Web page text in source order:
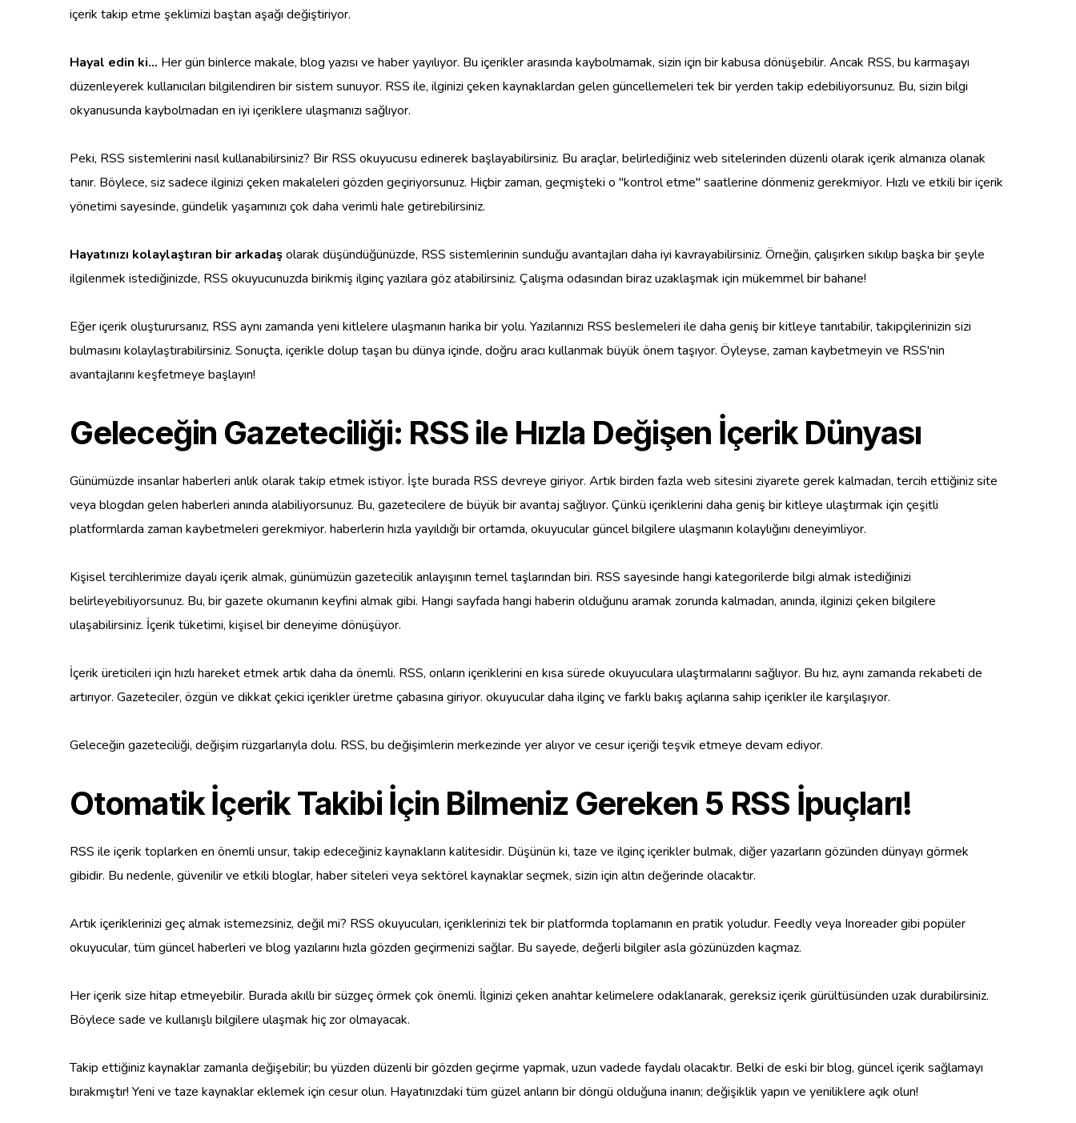
içerik takip etme şeklimizi baştan aşağı değiştiriyor.
Hayal edin ki… Her gün binlerce makale, blog yazısı ve haber yayılıyor. Bu içerikler arasında kaybolmamak, sizin için bir kabusa dönüşebilir. Ancak RSS, bu karmaşayı
düzenleyerek kullanıcıları bilgilendiren bir sistem sunuyor. RSS ile, ilginizi çeken kaynaklardan gelen güncellemeleri tek bir yerden takip edebiliyorsunuz. Bu, sizin bilgi
okyanusunda kaybolmadan en iyi içeriklere ulaşmanızı sağlıyor.
Peki, RSS sistemlerini nasıl kullanabilirsiniz? Bir RSS okuyucusu edinerek başlayabilirsiniz. Bu araçlar, belirlediğiniz web sitelerinden düzenli olarak içerik almanıza olanak
tanır. Böylece, siz sadece ilginizi çeken makaleleri gözden geçiriyorsunuz. Hiçbir zaman, geçmişteki o "kontrol etme" saatlerine dönmeniz gerekmiyor. Hızlı ve etkili bir içerik
yönetimi sayesinde, gündelik yaşamınızı çok daha verimli hale getirebilirsiniz.
Hayatınızı kolaylaştıran bir arkadaşolarak düşündüğünüzde, RSS sistemlerinin sunduğu avantajları daha iyi kavrayabilirsiniz. Örneğin, çalışırken sıkılıp başka bir şeyle
ilgilenmek istediğinizde, RSS okuyucunuzda birikmiş ilginç yazılara göz atabilirsiniz. Çalışma odasından biraz uzaklaşmak için mükemmel bir bahane!
Eğer içerik oluşturursanız, RSS aynı zamanda yeni kitlelere ulaşmanın harika bir yolu. Yazılarınızı RSS beslemeleri ile daha geniş bir kitleye tanıtabilir, takipçilerinizin sizi
bulmasını kolaylaştırabilirsiniz. Sonuçta, içerikle dolup taşan bu dünya içinde, doğru aracı kullanmak büyük önem taşıyor. Öyleyse, zaman kaybetmeyin ve RSS'nin
avantajlarını keşfetmeye başlayın!
Geleceğin Gazeteciliği: RSS ile Hızla Değişen İçerik Dünyası
Günümüzde insanlar haberleri anlık olarak takip etmek istiyor. İşte burada RSS devreye giriyor. Artık birden fazla web sitesini ziyarete gerek kalmadan, tercih ettiğiniz site
veya blogdan gelen haberleri anında alabiliyorsunuz. Bu, gazetecilere de büyük bir avantaj sağlıyor. Çünkü içeriklerini daha geniş bir kitleye ulaştırmak için çeşitli
platformlarda zaman kaybetmeleri gerekmiyor. haberlerin hızla yayıldığı bir ortamda, okuyucular güncel bilgilere ulaşmanın kolaylığını deneyimliyor.
Kişisel tercihlerimize dayalı içerik almak, günümüzün gazetecilik anlayışının temel taşlarından biri. RSS sayesinde hangi kategorilerde bilgi almak istediğinizi
belirleyebiliyorsunuz. Bu, bir gazete okumanın keyfini almak gibi. Hangi sayfada hangi haberin olduğunu aramak zorunda kalmadan, anında, ilginizi çeken bilgilere
ulaşabilirsiniz. İçerik tüketimi, kişisel bir deneyime dönüşüyor.
İçerik üreticileri için hızlı hareket etmek artık daha da önemli. RSS, onların içeriklerini en kısa sürede okuyuculara ulaştırmalarını sağlıyor. Bu hız, aynı zamanda rekabeti de
artırıyor. Gazeteciler, özgün ve dikkat çekici içerikler üretme çabasına giriyor. okuyucular daha ilginç ve farklı bakış açılarına sahip içerikler ile karşılaşıyor.
Geleceğin gazeteciliği, değişim rüzgarlarıyla dolu. RSS, bu değişimlerin merkezinde yer alıyor ve cesur içeriği teşvik etmeye devam ediyor.
Otomatik İçerik Takibi İçin Bilmeniz Gereken 5 RSS İpuçları!
RSS ile içerik toplarken en önemli unsur, takip edeceğiniz kaynakların kalitesidir. Düşünün ki, taze ve ilginç içerikler bulmak, diğer yazarların gözünden dünyayı görmek
gibidir. Bu nedenle, güvenilir ve etkili bloglar, haber siteleri veya sektörel kaynaklar seçmek, sizin için altın değerinde olacaktır.
Artık içeriklerinizi geç almak istemezsiniz, değil mi? RSS okuyucuları, içeriklerinizi tek bir platformda toplamanın en pratik yoludur. Feedly veya Inoreader gibi popüler
okuyucular, tüm güncel haberleri ve blog yazılarını hızla gözden geçirmenizi sağlar. Bu sayede, değerli bilgiler asla gözünüzden kaçmaz.
Her içerik size hitap etmeyebilir. Burada akıllı bir süzgeç örmek çok önemli. İlginizi çeken anahtar kelimelere odaklanarak, gereksiz içerik gürültüsünden uzak durabilirsiniz.
Böylece sade ve kullanışlı bilgilere ulaşmak hiç zor olmayacak.
Takip ettiğiniz kaynaklar zamanla değişebilir; bu yüzden düzenli bir gözden geçirme yapmak, uzun vadede faydalı olacaktır. Belki de eski bir blog, güncel içerik sağlamayı
bırakmıştır! Yeni ve taze kaynaklar eklemek için cesur olun. Hayatınızdaki tüm güzel anların bir döngü olduğuna inanın; değişiklik yapın ve yeniliklere açık olun!